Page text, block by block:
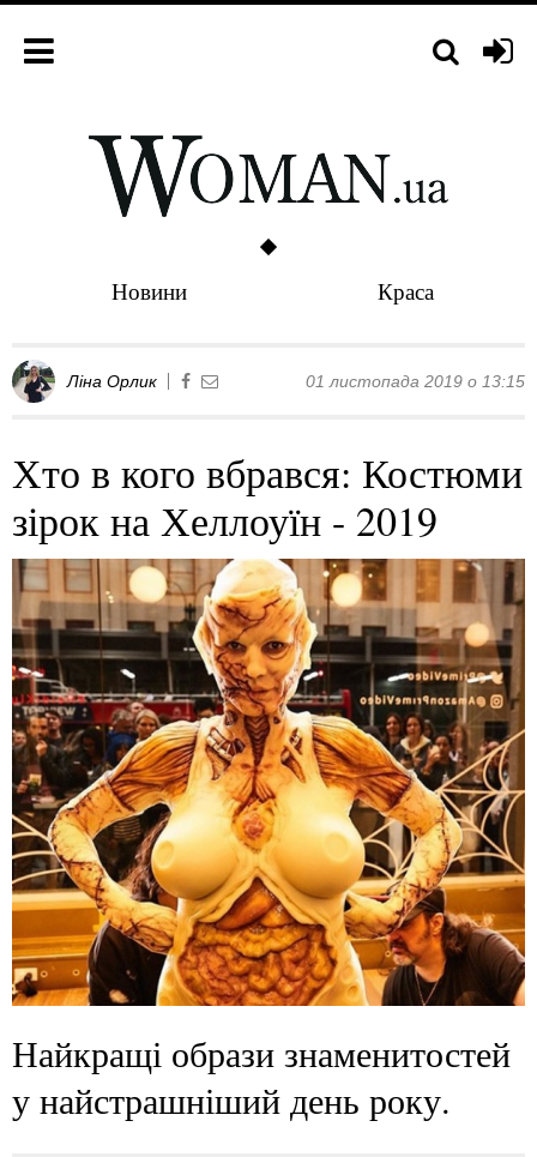
Новини Краса
Ліна Орлик 01 листопада 2019 о 13:15
Хто в кого вбрався: Костюми
зірок на Хеллоуїн - 2019
Найкращі образи знаменитостей
у найстрашніший день року.